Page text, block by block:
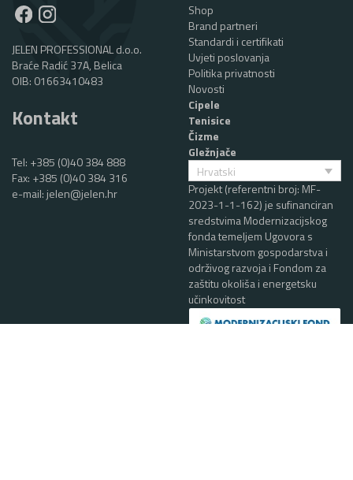
JELEN PROFESSIONAL d.o.o.
Braće Radić 37A, Belica
OIB: 01663410483
Kontakt
Tel: +385 (0)40 384 888
Fax: +385 (0)40 384 316
e-mail: jelen@jelen.hr
Shop
Brand partneri
Standardi i certifikati
Uvjeti poslovanja
Politika privatnosti
Novosti
Cipele
Tenisice
Čizme
Gležnjače
Hrvatski
Projekt (referentni broj: MF-
2023-1-1-162) je sufinanciran
sredstvima Modernizacijskog
fonda temeljem Ugovora s
Ministarstvom gospodarstva i
održivog razvoja i Fondom za
zaštitu okoliša i energetsku
učinkovitost